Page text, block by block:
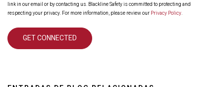
link in our email or by contacting us. Blackline Safety is committed to protecting and
respecting your privacy. For more information, please review our Privacy Policy.